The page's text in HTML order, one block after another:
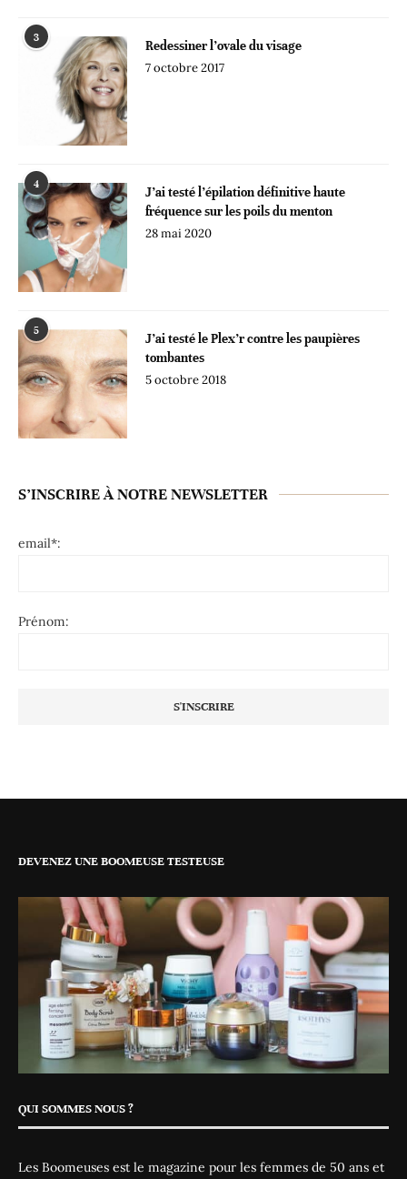
3
Redessiner l’ovale du visage
7 octobre 2017
4
J’ai testé l’épilation définitive haute
fréquence sur les poils du menton
28 mai 2020
5
J’ai testé le Plex’r contre les paupières
tombantes
5 octobre 2018
S’INSCRIRE À NOTRE NEWSLETTER
email*:
Prénom:
DEVENEZ UNE BOOMEUSE TESTEUSE
QUI SOMMES NOUS ?
Les Boomeuses est le magazine pour les femmes de 50 ans et